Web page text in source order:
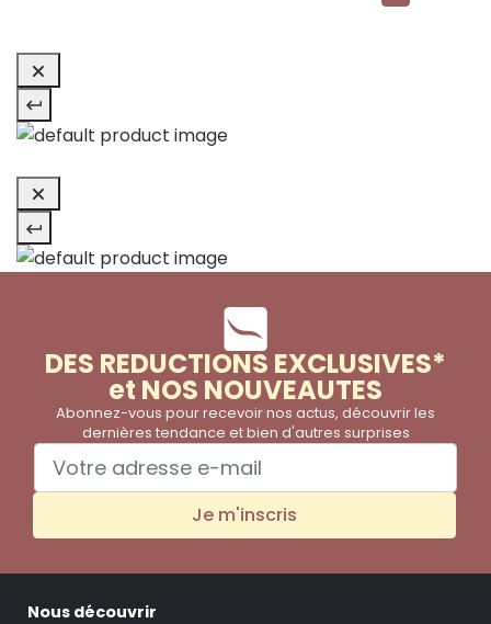
DES REDUCTIONS EXCLUSIVES*
et NOS NOUVEAUTES
Abonnez-vous pour recevoir nos actus, découvrir les
dernières tendance et bien d'autres surprises
Je m'inscris
Nous découvrir